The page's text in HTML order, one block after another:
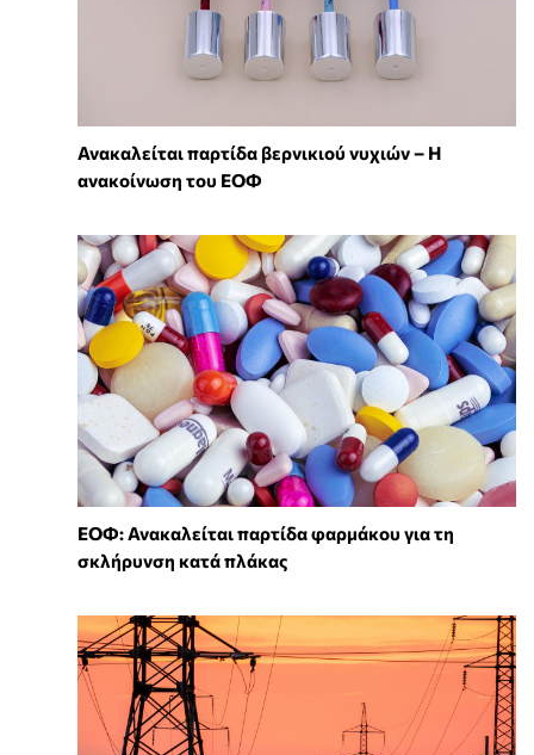
Ανακαλείται παρτίδα βερνικιού νυχιών – Η
ανακοίνωση του ΕΟΦ
ΕΟΦ: Ανακαλείται παρτίδα φαρμάκου για τη
σκλήρυνση κατά πλάκας